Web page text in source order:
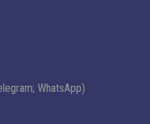
WhatsApp)